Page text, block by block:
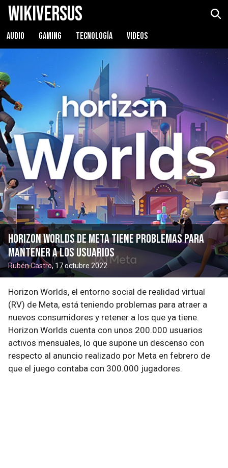
WikiVersus
AUDIO GAMING TECNOLOGÍA VIDEOS
Horizon Worlds de Meta tiene problemas para
mantener a los usuarios
Rubén Castro, 17 octubre 2022
Horizon Worlds, el entorno social de realidad virtual
(RV) de Meta, está teniendo problemas para atraer a
nuevos consumidores y retener a los que ya tiene.
Horizon Worlds cuenta con unos 200.000 usuarios
activos mensuales, lo que supone un descenso con
respecto al anuncio realizado por Meta en febrero de
que el juego contaba con 300.000 jugadores.